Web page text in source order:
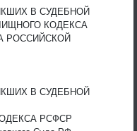
В СУДЕБНОЙ
КОДЕКСА
РОССИЙСКОЙ
В СУДЕБНОЙ
РСФСР